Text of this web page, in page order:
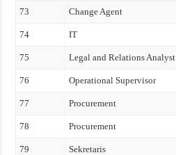
73 Change Agent
74 IT
75 Legal and Relations Analyst
76 Operational Supervisor
77 Procurement
78 Procurement
79 Sekretaris